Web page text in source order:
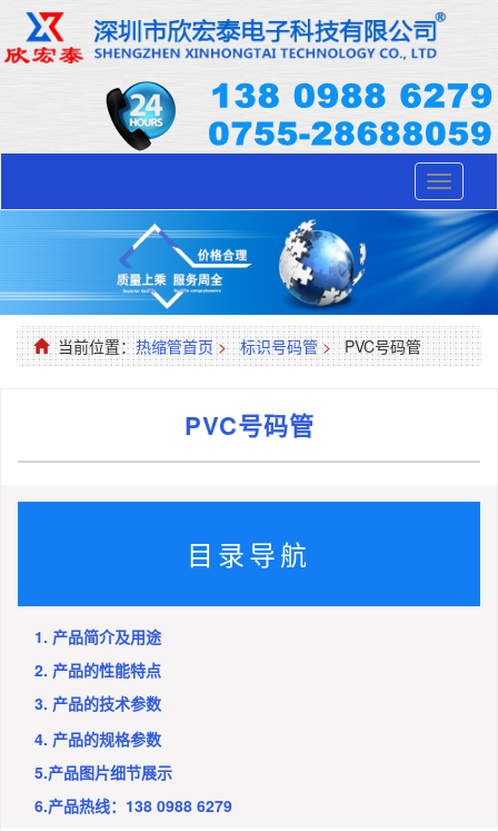
Toggle
当前位置：热缩管首页 > 标识号码管 > PVC号码管
PVC号码管
目录导航
1. 产品简介及用途
2. 产品的性能特点
3. 产品的技术参数
4. 产品的规格参数
5.产品图片细节展示
6.产品热线：138 0988 6279